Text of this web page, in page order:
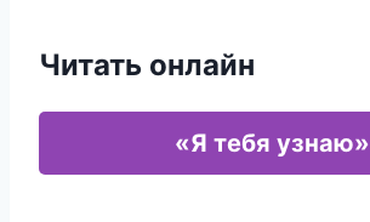
Читать онлайн
«Я тебя узнаю»